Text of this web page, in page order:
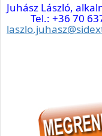
Juhász László,
Tel.: +36 70 637